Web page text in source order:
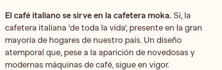
El café italiano se sirve en la cafetera moka. Sí, la
cafetera italiana ‘de toda la vida’, presente en la gran
mayoría de hogares de nuestro país. Un diseño
atemporal que, pese a la aparición de novedosas y
modernas máquinas de café, sigue en vigor.